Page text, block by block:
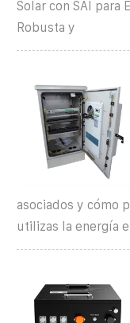
Solar con SAI para
Robusta y
asociados y cómo
utilizas la energía